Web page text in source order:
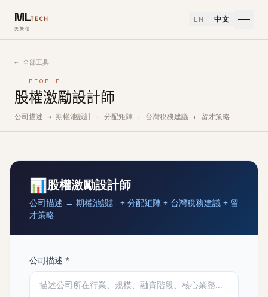
MLTECH
美樂信
EN 中文
← 全部工具
PEOPLE
股權激勵設計師
如何使用股權激勵設計師免費 AI 工具
公司描述 → 期權池設計 + 分配矩陣 + 台灣稅務建議 + 留才策略
📊股權激勵設計師
公司描述 → 期權池設計 + 分配矩陣 + 台灣稅務建議 + 留
才策略
公司描述 *